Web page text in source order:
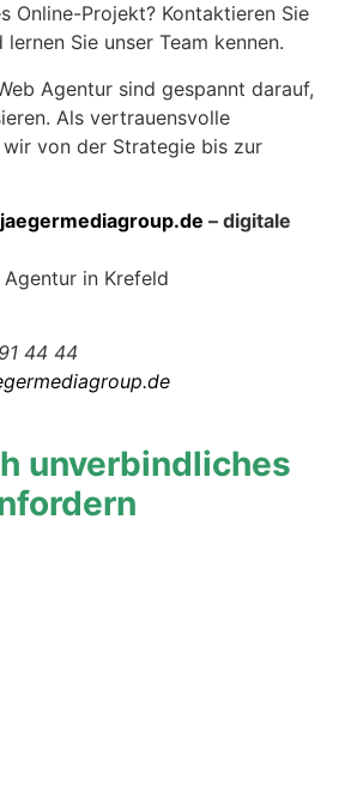
Online-Projekt? Kontaktieren Sie
Sie unser Team kennen.
Agentur sind gespannt darauf,
Als vertrauensvolle
von der Strategie bis zur
jaegermediagroup.de – digitale
in Krefeld
44 44
unverbindliches